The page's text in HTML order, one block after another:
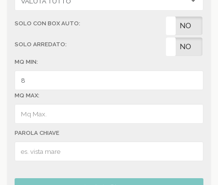
SOLO CON BOX AUTO: NO
SOLO ARREDATO: NO
MQ MIN:
MQ MAX:
PAROLA CHIAVE